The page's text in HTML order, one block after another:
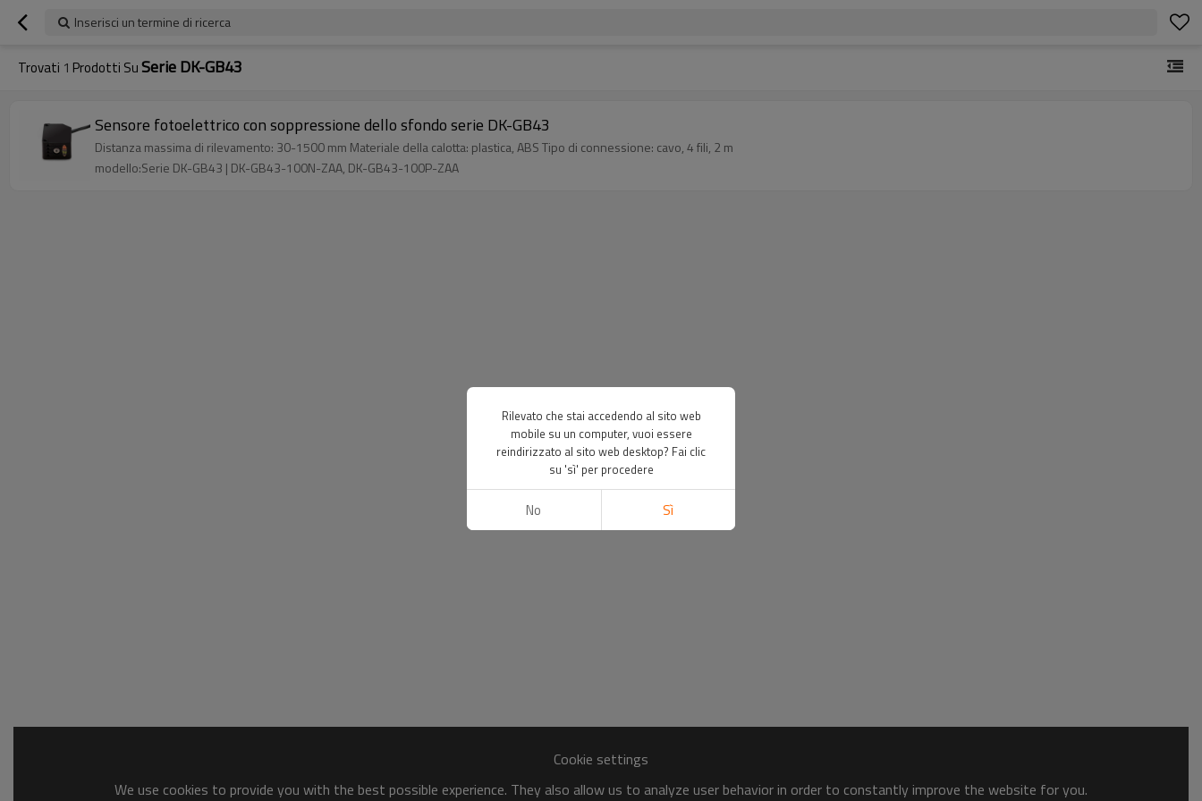
Inserisci un termine di ricerca
Trovati 1 Prodotti SuSerie DK-GB43
Sensore fotoelettrico con soppressione dello sfondo serie DK-GB43
Distanza massima di rilevamento: 30-1500 mm Materiale della calotta: plastica, ABS Tipo di connessione: cavo, 4 fili, 2 m
modello:Serie DK-GB43 | DK-GB43-100N-ZAA, DK-GB43-100P-ZAA
Cookie settings
We use cookies to provide you with the best possible experience. They also allow us to analyze user behavior in order to constantly improve the website for you.
Rilevato che stai accedendo al sito web
mobile su un computer, vuoi essere
reindirizzato al sito web desktop? Fai clic
su 'sì' per procedere
No Sì